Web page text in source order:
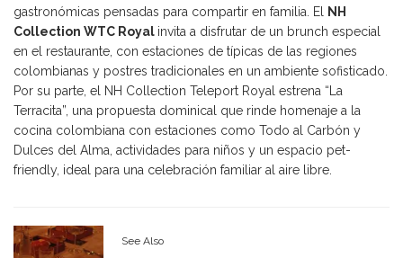
gastronómicas pensadas para compartir en familia. El NH
Collection WTC Royal invita a disfrutar de un brunch especial
en el restaurante, con estaciones de típicas de las regiones
colombianas y postres tradicionales en un ambiente sofisticado.
Por su parte, el NH Collection Teleport Royal estrena “La
Terracita”, una propuesta dominical que rinde homenaje a la
cocina colombiana con estaciones como Todo al Carbón y
Dulces del Alma, actividades para niños y un espacio pet-
friendly, ideal para una celebración familiar al aire libre.
See Also